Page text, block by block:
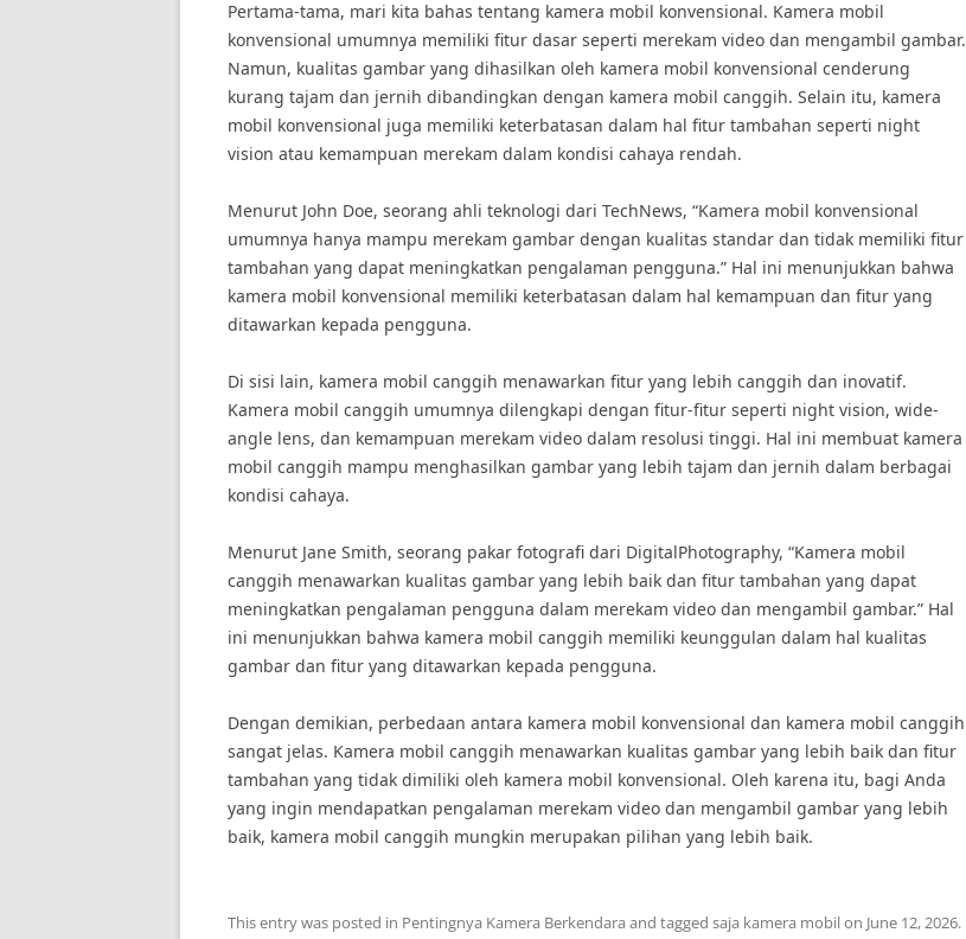
Pertama-tama, mari kita bahas tentang kamera mobil konvensional. Kamera mobil
konvensional umumnya memiliki fitur dasar seperti merekam video dan mengambil gambar.
Namun, kualitas gambar yang dihasilkan oleh kamera mobil konvensional cenderung
kurang tajam dan jernih dibandingkan dengan kamera mobil canggih. Selain itu, kamera
mobil konvensional juga memiliki keterbatasan dalam hal fitur tambahan seperti night
vision atau kemampuan merekam dalam kondisi cahaya rendah.
Menurut John Doe, seorang ahli teknologi dari TechNews, “Kamera mobil konvensional
umumnya hanya mampu merekam gambar dengan kualitas standar dan tidak memiliki fitur
tambahan yang dapat meningkatkan pengalaman pengguna.” Hal ini menunjukkan bahwa
kamera mobil konvensional memiliki keterbatasan dalam hal kemampuan dan fitur yang
ditawarkan kepada pengguna.
Di sisi lain, kamera mobil canggih menawarkan fitur yang lebih canggih dan inovatif.
Kamera mobil canggih umumnya dilengkapi dengan fitur-fitur seperti night vision, wide-
angle lens, dan kemampuan merekam video dalam resolusi tinggi. Hal ini membuat kamera
mobil canggih mampu menghasilkan gambar yang lebih tajam dan jernih dalam berbagai
kondisi cahaya.
Menurut Jane Smith, seorang pakar fotografi dari DigitalPhotography, “Kamera mobil
canggih menawarkan kualitas gambar yang lebih baik dan fitur tambahan yang dapat
meningkatkan pengalaman pengguna dalam merekam video dan mengambil gambar.” Hal
ini menunjukkan bahwa kamera mobil canggih memiliki keunggulan dalam hal kualitas
gambar dan fitur yang ditawarkan kepada pengguna.
Dengan demikian, perbedaan antara kamera mobil konvensional dan kamera mobil canggih
sangat jelas. Kamera mobil canggih menawarkan kualitas gambar yang lebih baik dan fitur
tambahan yang tidak dimiliki oleh kamera mobil konvensional. Oleh karena itu, bagi Anda
yang ingin mendapatkan pengalaman merekam video dan mengambil gambar yang lebih
baik, kamera mobil canggih mungkin merupakan pilihan yang lebih baik.
This entry was posted in Pentingnya Kamera Berkendara and tagged saja kamera mobilon June 12, 2026.